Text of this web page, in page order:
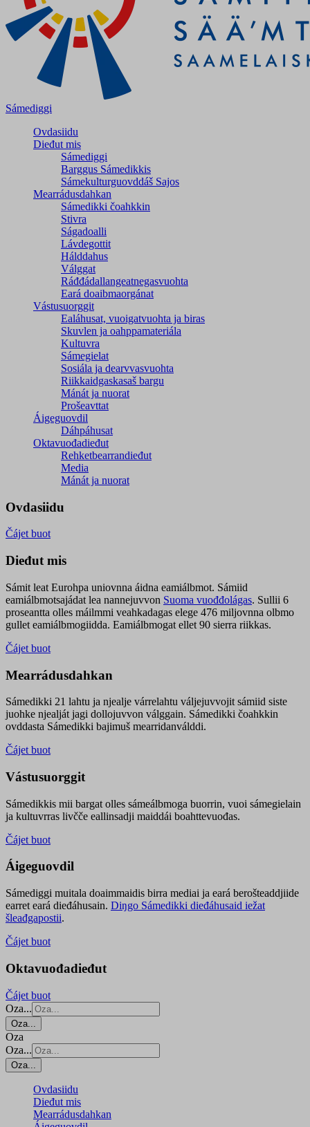
Sámediggi
Ovdasiidu
Dieđut mis
Sámediggi
Barggus Sámedikkis
Sámekulturguovddáš Sajos
Mearrádusdahkan
Sámedikki čoahkkin
Stivra
Ságadoalli
Lávdegottit
Hálddahus
Válggat
Ráđđádallangeatnegas­vuohta
Eará doaibmaorgánat
Vástusuorggit
Ealáhusat, vuoigatvuohta ja biras
Skuvlen ja oahppamateriála
Kultuvra
Sámegielat
Sosiála ja dearvvasvuohta
Riikkaidgaskasaš bargu
Mánát ja nuorat
Prošeavttat
Áigeguovdil
Dáhpáhusat
Oktavuođadieđut
Rehketbearrandieđut
Media
Mánát ja nuorat
Ovdasiidu
Čájet buot
Dieđut mis
Sámit leat Eurohpa uniovnna áidna eamiálbmot. Sámiid
eamiálbmotsajádat lea nannejuvvon Suoma vuođđolágas. Sullii 6
proseantta olles máilmmi veahkadagas elege 476 miljovnna olbmo
gullet eamiálbmogiidda. Eamiálbmogat ellet 90 sierra riikkas.
Čájet buot
Mearrádusdahkan
Sámedikki 21 lahtu ja njealje várrelahtu váljejuvvojit sámiid siste
juohke njealját jagi dollojuvvon válggain. Sámedikki čoahkkin
ovddasta Sámedikki bajimuš mearridanválddi.
Čájet buot
Vástusuorggit
Sámedikkis mii bargat olles sámeálbmoga buorrin, vuoi sámegielain
ja kultuvrras livčče eallinsadji maiddái boahttevuođas.
Čájet buot
Áigeguovdil
Sámediggi muitala doaimmaidis birra mediai ja eará berošteaddjiide
earret eará dieđáhusain. Diŋgo Sámedikki dieđáhusaid iežat
šleađgapostii.
Čájet buot
Oktavuođadieđut
Čájet buot
Oza...
Oza...
Oza
Oza...
Oza...
Ovdasiidu
Dieđut mis
Mearrádusdahkan